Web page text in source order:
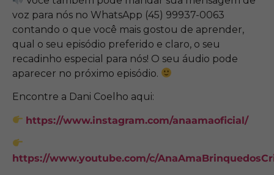
voz para nós no WhatsApp (45) 99937-0063
contando o que você mais gostou de aprender,
qual o seu episódio preferido e claro, o seu
recadinho especial para nós! O seu áudio pode
aparecer no próximo episódio.
Encontre a Dani Coelho aqui:
https://www.instagram.com/anaamaoficial/
https://www.youtube.com/c/